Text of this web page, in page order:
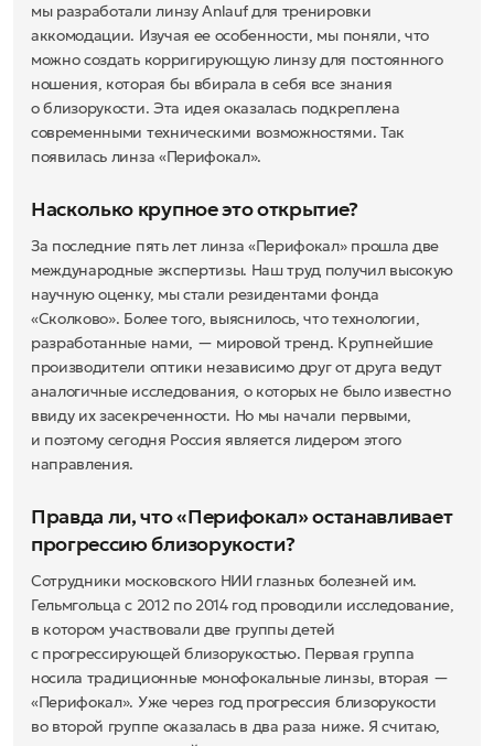
мы разработали линзу Anlauf для тренировки
аккомодации. Изучая ее особенности, мы поняли, что
можно создать корригирующую линзу для постоянного
ношения, которая бы вбирала в себя все знания
о близорукости. Эта идея оказалась подкреплена
современными техническими возможностями. Так
появилась линза «Перифокал».
Насколько крупное это открытие?
За последние пять лет линза «Перифокал» прошла две
международные экспертизы. Наш труд получил высокую
научную оценку, мы стали резидентами фонда
«Сколково». Более того, выяснилось, что технологии,
разработанные нами, — мировой тренд. Крупнейшие
производители оптики независимо друг от друга ведут
аналогичные исследования, о которых не было известно
ввиду их засекреченности. Но мы начали первыми,
и поэтому сегодня Россия является лидером этого
направления.
Правда ли, что «Перифокал» останавливает
прогрессию близорукости?
Сотрудники московского НИИ глазных болезней им.
Гельмгольца с 2012 по 2014 год проводили исследование,
в котором участвовали две группы детей
с прогрессирующей близорукостью. Первая группа
носила традиционные монофокальные линзы, вторая —
«Перифокал». Уже через год прогрессия близорукости
во второй группе оказалась в два раза ниже. Я считаю,